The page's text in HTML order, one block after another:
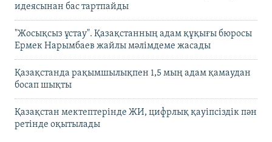
идеясынан бас тартпайды
"Жосықсыз ұстау". Қазақстанның адам құқығы бюросы
Ермек Нарымбаев жайлы мәлімдеме жасады
Қазақстанда рақымшылықпен 1,5 мың адам қамаудан
босап шықты
Қазақстан мектептерінде ЖИ, цифрлық қауіпсіздік пән
ретінде оқытылады